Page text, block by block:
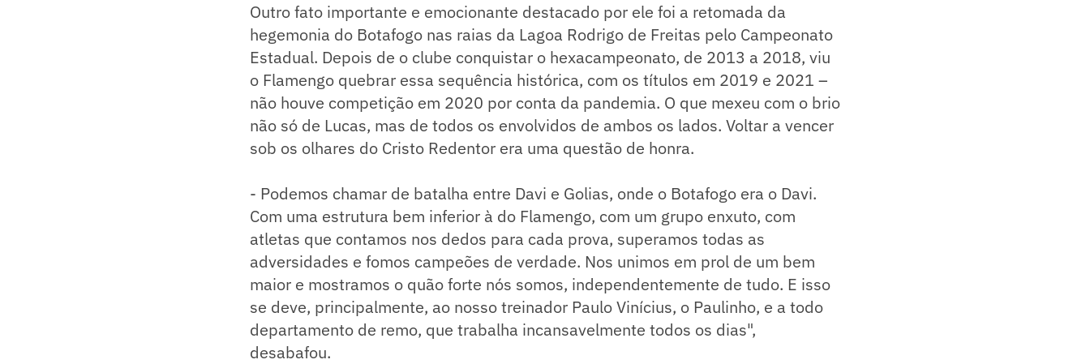
Outro fato importante e emocionante destacado por ele foi a retomada da
hegemonia do Botafogo nas raias da Lagoa Rodrigo de Freitas pelo Campeonato
Estadual. Depois de o clube conquistar o hexacampeonato, de 2013 a 2018, viu
o Flamengo quebrar essa sequência histórica, com os títulos em 2019 e 2021 –
não houve competição em 2020 por conta da pandemia. O que mexeu com o brio
não só de Lucas, mas de todos os envolvidos de ambos os lados. Voltar a vencer
sob os olhares do Cristo Redentor era uma questão de honra.
- Podemos chamar de batalha entre Davi e Golias, onde o Botafogo era o Davi.
Com uma estrutura bem inferior à do Flamengo, com um grupo enxuto, com
atletas que contamos nos dedos para cada prova, superamos todas as
adversidades e fomos campeões de verdade. Nos unimos em prol de um bem
maior e mostramos o quão forte nós somos, independentemente de tudo. E isso
se deve, principalmente, ao nosso treinador Paulo Vinícius, o Paulinho, e a todo
departamento de remo, que trabalha incansavelmente todos os dias",
desabafou.